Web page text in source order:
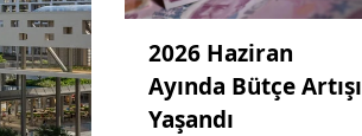
2026 Haziran
Ayında Bütçe Artışı
Yaşandı